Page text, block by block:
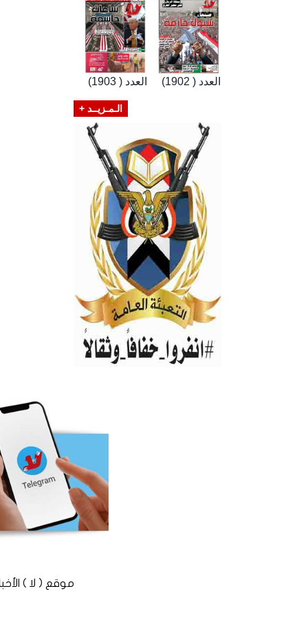
العدد ( 1903) العدد ( 1902)
الـمـزيــد +
موقع ( لا ) الأخباري المستقل ©